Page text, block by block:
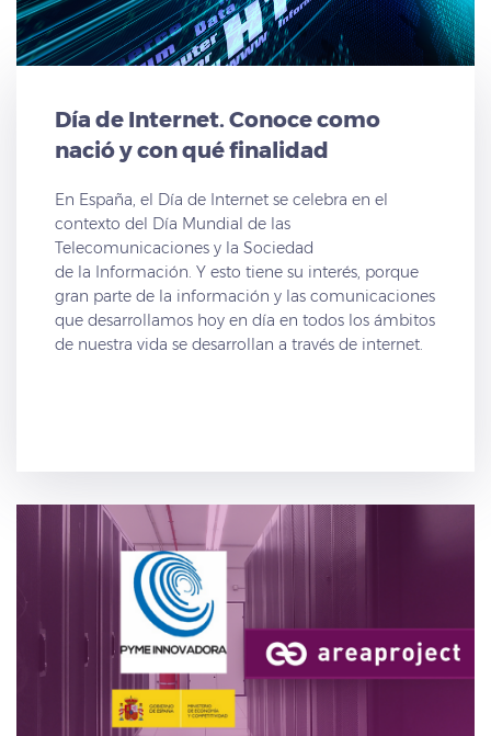
Día de Internet. Conoce como
nació y con qué finalidad
En España, el Día de Internet se celebra en el
contexto del Día Mundial de las
Telecomunicaciones y la Sociedad
de la Información. Y esto tiene su interés, porque
gran parte de la información y las comunicaciones
que desarrollamos hoy en día en todos los ámbitos
de nuestra vida se desarrollan a través de internet.